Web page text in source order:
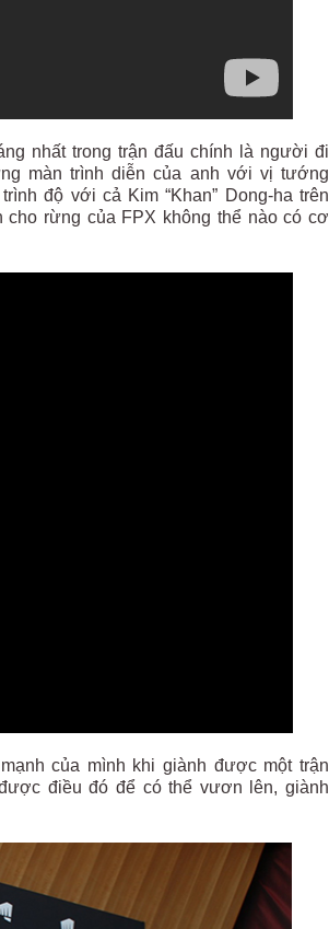
nhất trong trận đấu chính là người đi
màn trình diễn của anh với vị tướng
độ với cả Kim “Khan” Dong-ha trên
cho rừng của FPX không thể nào có cơ
của mình khi giành được một trận
điều đó để có thể vươn lên, giành